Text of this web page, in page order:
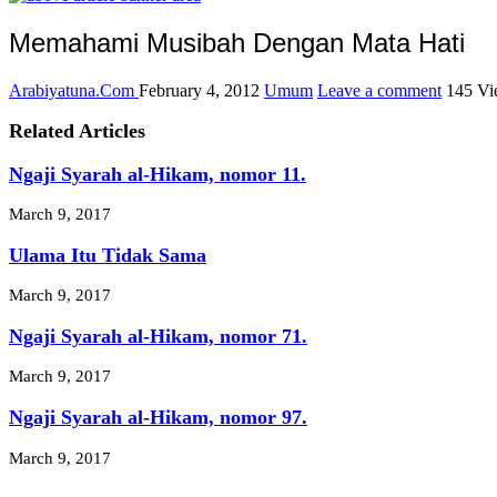
Memahami Musibah Dengan Mata Hati
Arabiyatuna.Com February 4, 2012 Umum Leave a comment 145
Related Articles
Ngaji Syarah al-Hikam, nomor 11.
March 9, 2017
Ulama Itu Tidak Sama
March 9, 2017
Ngaji Syarah al-Hikam, nomor 71.
March 9, 2017
Ngaji Syarah al-Hikam, nomor 97.
March 9, 2017